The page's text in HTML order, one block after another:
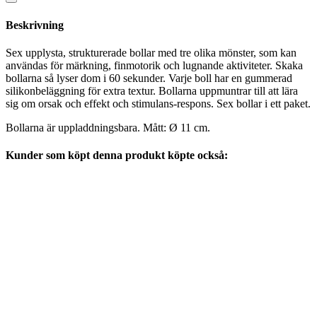
Beskrivning
Sex upplysta, strukturerade bollar med tre olika mönster, som kan
användas för märkning, finmotorik och lugnande aktiviteter. Skaka
bollarna så lyser dom i 60 sekunder. Varje boll har en gummerad
silikonbeläggning för extra textur. Bollarna uppmuntrar till att lära
sig om orsak och effekt och stimulans-respons. Sex bollar i ett paket.
Bollarna är uppladdningsbara. Mått: Ø 11 cm.
Kunder som köpt denna produkt köpte också: